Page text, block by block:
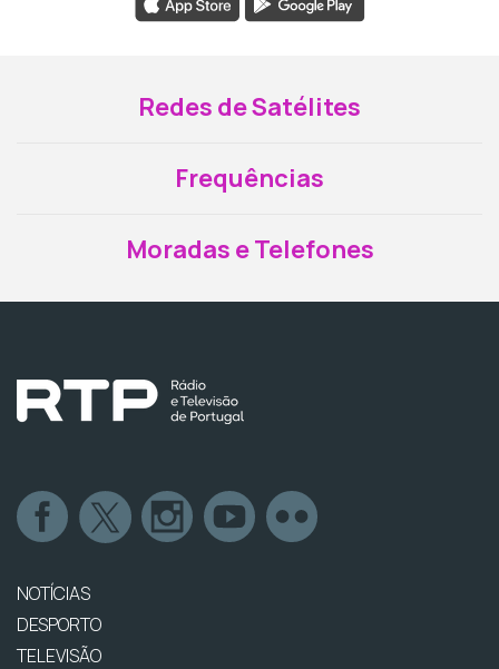
Redes de Satélites
Frequências
Moradas e Telefones
NOTÍCIAS
DESPORTO
TELEVISÃO